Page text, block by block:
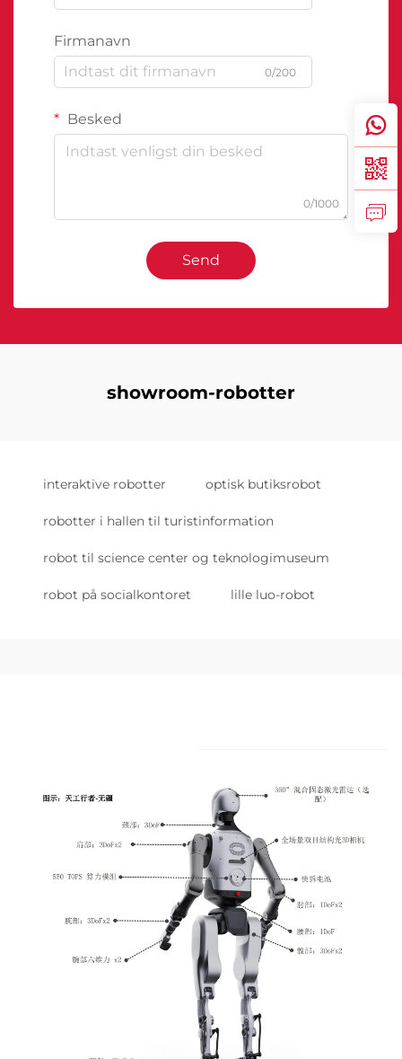
Firmanavn
0/200
Besked
0/1000
Send
showroom-robotter
interaktive robotter optisk butiksrobot
robotter i hallen til turistinformation
robot til science center og teknologimuseum
robot på socialkontoret lille luo-robot